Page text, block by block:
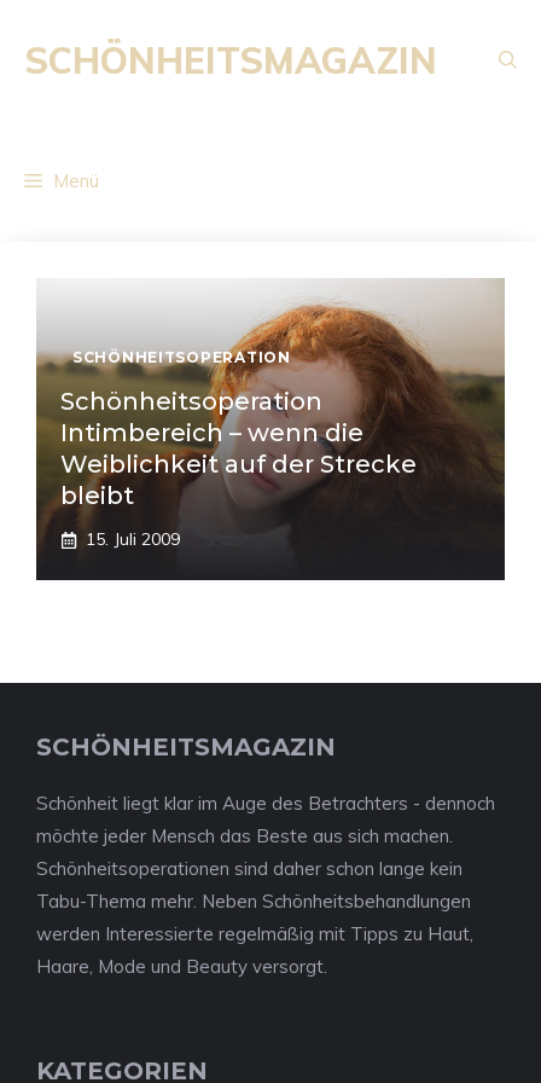
Inhalt
springen
SCHÖNHEITSMAGAZIN
Menü
SCHÖNHEITSOPERATION
Schönheitsoperation
Intimbereich – wenn die
Weiblichkeit auf der Strecke
bleibt
15. Juli 2009
SCHÖNHEITSMAGAZIN
Schönheit liegt klar im Auge des Betrachters - dennoch
möchte jeder Mensch das Beste aus sich machen.
Schönheitsoperationen sind daher schon lange kein
Tabu-Thema mehr. Neben Schönheitsbehandlungen
werden Interessierte regelmäßig mit Tipps zu Haut,
Haare, Mode und Beauty versorgt.
KATEGORIEN